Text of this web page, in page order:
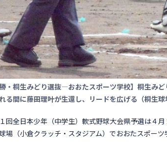
勝・桐生みどり選抜―おおたスポーツ学校】桐生み
る間に藤田理叶が生還し、リードを広げる（桐生球
回全日本少年（中学生）軟式野球大会県予選は４
場（小倉クラッチ・スタジアム）でおおたスポーツ